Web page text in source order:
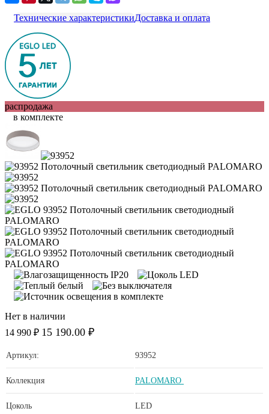
Технические характеристикиДоставка и оплата
распродажа
в комплекте
Нет в наличии
14 990 ₽ 15 190.00 ₽
Артикул: 93952
Коллекция PALOMARO
Цоколь LED